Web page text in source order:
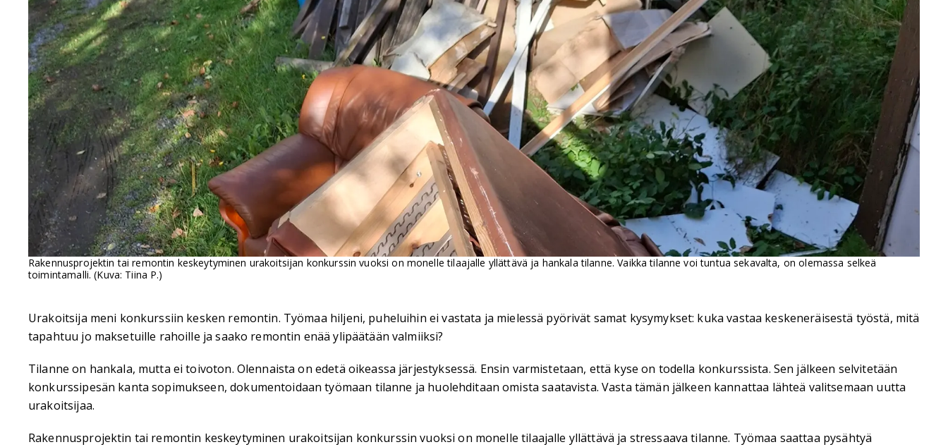
Rakennusprojektin tai remontin keskeytyminen urakoitsijan konkurssin vuoksi on monelle tilaajalle yllättävä ja hankala tilanne. Vaikka tilanne voi tuntua sekavalta, on olemassa selkeä
toimintamalli. (Kuva: Tiina P.)
Urakoitsija meni konkurssiin kesken remontin. Työmaa hiljeni, puheluihin ei vastata ja mielessä pyörivät samat kysymykset: kuka vastaa keskeneräisestä työstä, mitä
tapahtuu jo maksetuille rahoille ja saako remontin enää ylipäätään valmiiksi?
Tilanne on hankala, mutta ei toivoton. Olennaista on edetä oikeassa järjestyksessä. Ensin varmistetaan, että kyse on todella konkurssista. Sen jälkeen selvitetään
konkurssipesän kanta sopimukseen, dokumentoidaan työmaan tilanne ja huolehditaan omista saatavista. Vasta tämän jälkeen kannattaa lähteä valitsemaan uutta
urakoitsijaa.
Rakennusprojektin tai remontin keskeytyminen urakoitsijan konkurssin vuoksi on monelle tilaajalle yllättävä ja stressaava tilanne. Työmaa saattaa pysähtyä